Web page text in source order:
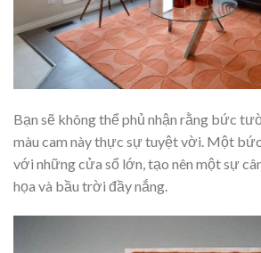
Bạn sẽ không thể phủ nhận rằng bức
màu cam này thực sự tuyệt vời. Một
với những cửa sổ lớn, tạo nên một sự
họa và bầu trời đầy nắng.